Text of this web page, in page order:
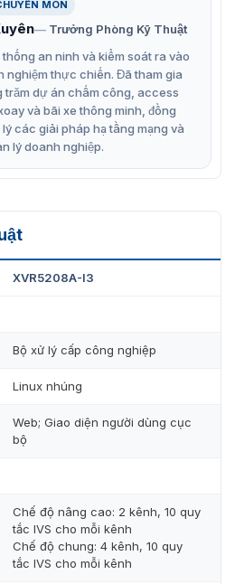
MÔN
Trưởng Phòng Kỹ Thuật
an ninh và kiểm soát ra vào
nghiệm thực chiến. Đã tham gia
trăm dự án chấm công, access
và bãi xe thông minh, đồng
các giải pháp hạ tầng mạng và
lý doanh nghiệp.
XVR5208A-I3
Bộ xử lý cấp công nghiệp
Linux nhúng
Web; Giao diện người dùng cục
bộ
Chế độ nâng cao: 2 kênh, 10 quy
tắc IVS cho mỗi kênh
Chế độ chung: 4 kênh, 10 quy
tắc IVS cho mỗi kênh